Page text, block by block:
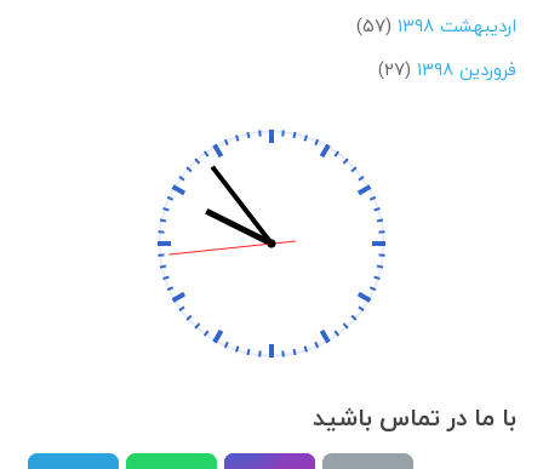
اردیبهشت ۱۳۹۸
(۵۷)
فروردین ۱۳۹۸
(۲۷)
با ما در تماس باشید